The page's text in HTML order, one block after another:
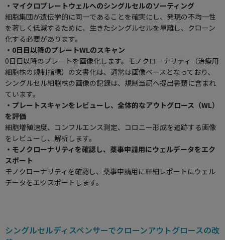
・マイクロプレートウェルへのシングルセルのソーティング
細胞集団が遺伝学的に同一であることを確実にし、発現の不均一性
を著しく低減するために、生きたシングルセルを単離し、クローン
化する必要があります。
・0日目以降のプレートWLのスキャン
0日目以降のプレートを画像化します。 モノクローナリティ
（治療用
細胞株の規制指標）の文書化は、通常は画像ベースとなっており、
シングルセル細胞株の画像の記録は、規制当局へ提出書類に含まれ
ています。
・プレートスキャンをレビューし、全体的なアウトグロース（WL）
を評価
細胞増殖速度、コンフルエンス測定、コロニー形成を追跡する画像
をレビューし、解析します。
・モノクローナリティを確認し、薬事申請用にウェルデータをエク
スポート
モノクローナリティを確認し、薬事申請用に詳細レポートにウェル
データをエクスポートします。
シングルセルディスペンサーでクローンアウトグロースの改